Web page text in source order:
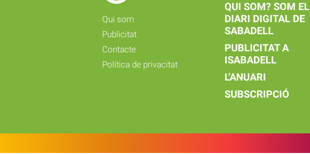
Qui som
Publicitat
Contacte
Política de privacitat
QUI SOM? SOM EL
DIARI DIGITAL DE
SABADELL
PUBLICITAT A
ISABADELL
L'ANUARI
SUBSCRIPCIÓ